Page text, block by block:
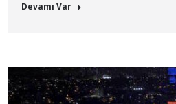
Devamı Var